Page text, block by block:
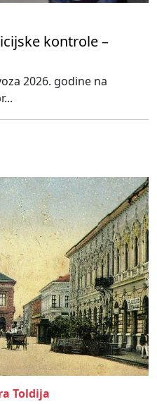
kontrole –
2026. godine na
Toldija